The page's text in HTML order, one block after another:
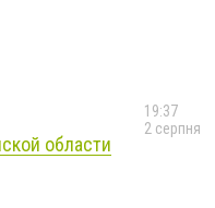
области
19:37
2 серпня